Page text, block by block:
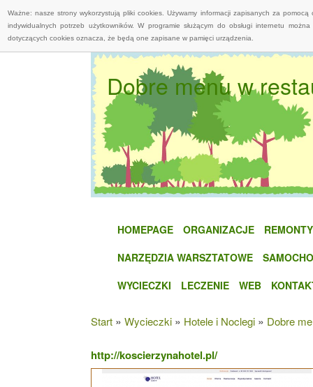
Ważne: nasze strony wykorzystują pliki cookies. Używamy informacji zapisanych za
indywidualnych potrzeb użytkowników. W programie służącym do obsługi internetu
dotyczących cookies oznacza, że będą one zapisane w pamięci urządzenia.
Dobre menu w
HOMEPAGE ORGANIZACJE
REMONTY
NARZĘDZIA WARSZTATOWE
WYCIECZKI
LECZENIE WEB
Start » Wycieczki » Hotele i Noclegi » Dobre
http://koscierzynahotel.pl/